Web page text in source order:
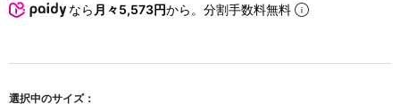
なら 月々5,573円から。分割手数料無料
選択中のサイズ：